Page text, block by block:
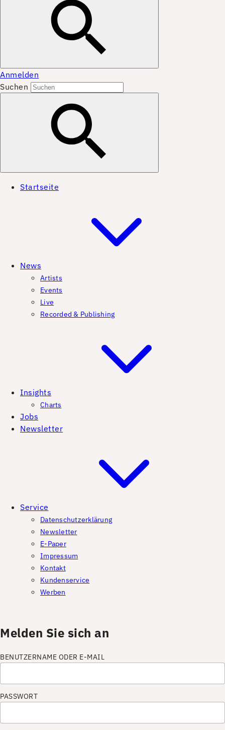
Anmelden
Suchen
Startseite
News
Artists
Events
Live
Recorded & Publishing
Insights
Charts
Jobs
Newsletter
Service
Datenschutzerklärung
Newsletter
E-Paper
Impressum
Kontakt
Kundenservice
Werben
Melden Sie sich an
BENUTZERNAME ODER E-MAIL
PASSWORT